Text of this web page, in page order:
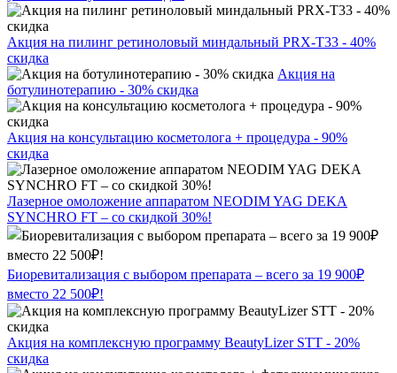
Акция на пилинг ретиноловый миндальный PRX-T33 - 40%
скидка
Акция на
ботулинотерапию - 30% скидка
Акция на консультацию косметолога + процедура - 90%
скидка
Лазерное омоложение аппаратом NEODIM YAG DEKA
SYNCHRO FT – со скидкой 30%!
Биоревитализация с выбором препарата – всего за 19 900₽
вместо 22 500₽!
Акция на комплексную программу BeautyLizer STT - 20%
скидка